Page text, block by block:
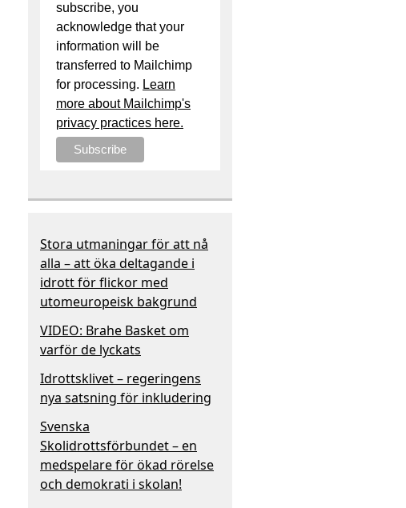
subscribe, you
acknowledge that your
information will be
transferred to Mailchimp
for processing. Learn
more about Mailchimp's
privacy practices here.
Stora utmaningar för att nå
alla – att öka deltagande i
idrott för flickor med
utomeuropeisk bakgrund
VIDEO: Brahe Basket om
varför de lyckats
Idrottsklivet – regeringens
nya satsning för inkludering
Svenska
Skolidrottsförbundet – en
medspelare för ökad rörelse
och demokrati i skolan!